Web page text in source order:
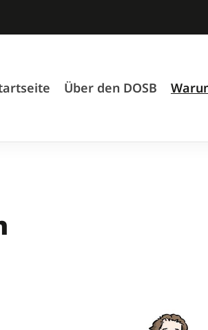
Über den DOSB